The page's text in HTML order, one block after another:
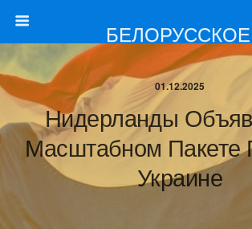
01.12.2025
Нидерланды
Масштабном
Украине